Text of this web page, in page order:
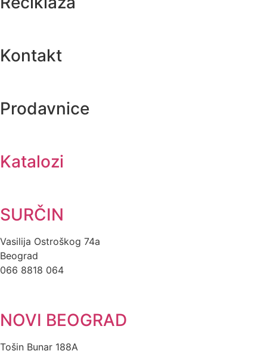
Kontakt
Prodavnice
Katalozi
SURČIN
Vasilija Ostroškog 74a
Beograd
066 8818 064
NOVI BEOGRAD
Tošin Bunar 188A